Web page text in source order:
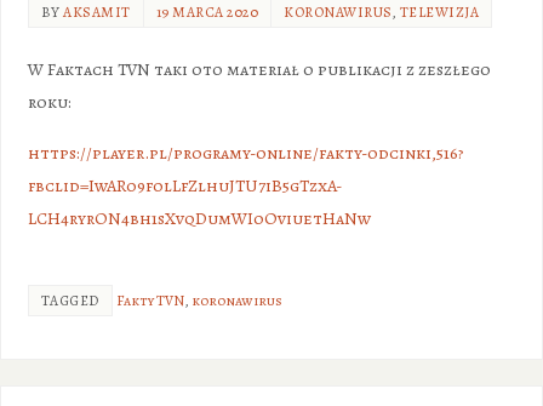
BYAKSAMIT 19 MARCA 2020 KORONAWIRUS, TELEWIZJA
W Faktach TVN taki oto materiał o publikacji z zeszłego
roku:
https://player.pl/programy-online/fakty-odcinki,516?
fbclid=IwAR09f0lLfZlhuJTU7iB5gTzxA-
LCH4ryrON4bh1sXvqDumWIoOviuetHaNw
TAGGED Fakty TVN, koronawirus